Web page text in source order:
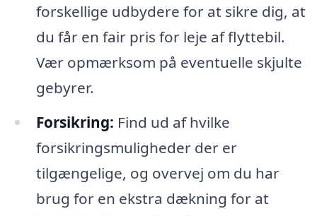
forskellige udbydere for at sikre dig, at
du får en fair pris for leje af flyttebil.
Vær opmærksom på eventuelle skjulte
gebyrer.
Forsikring: Find ud af hvilke
forsikringsmuligheder der er
tilgængelige, og overvej om du har
brug for en ekstra dækning for at